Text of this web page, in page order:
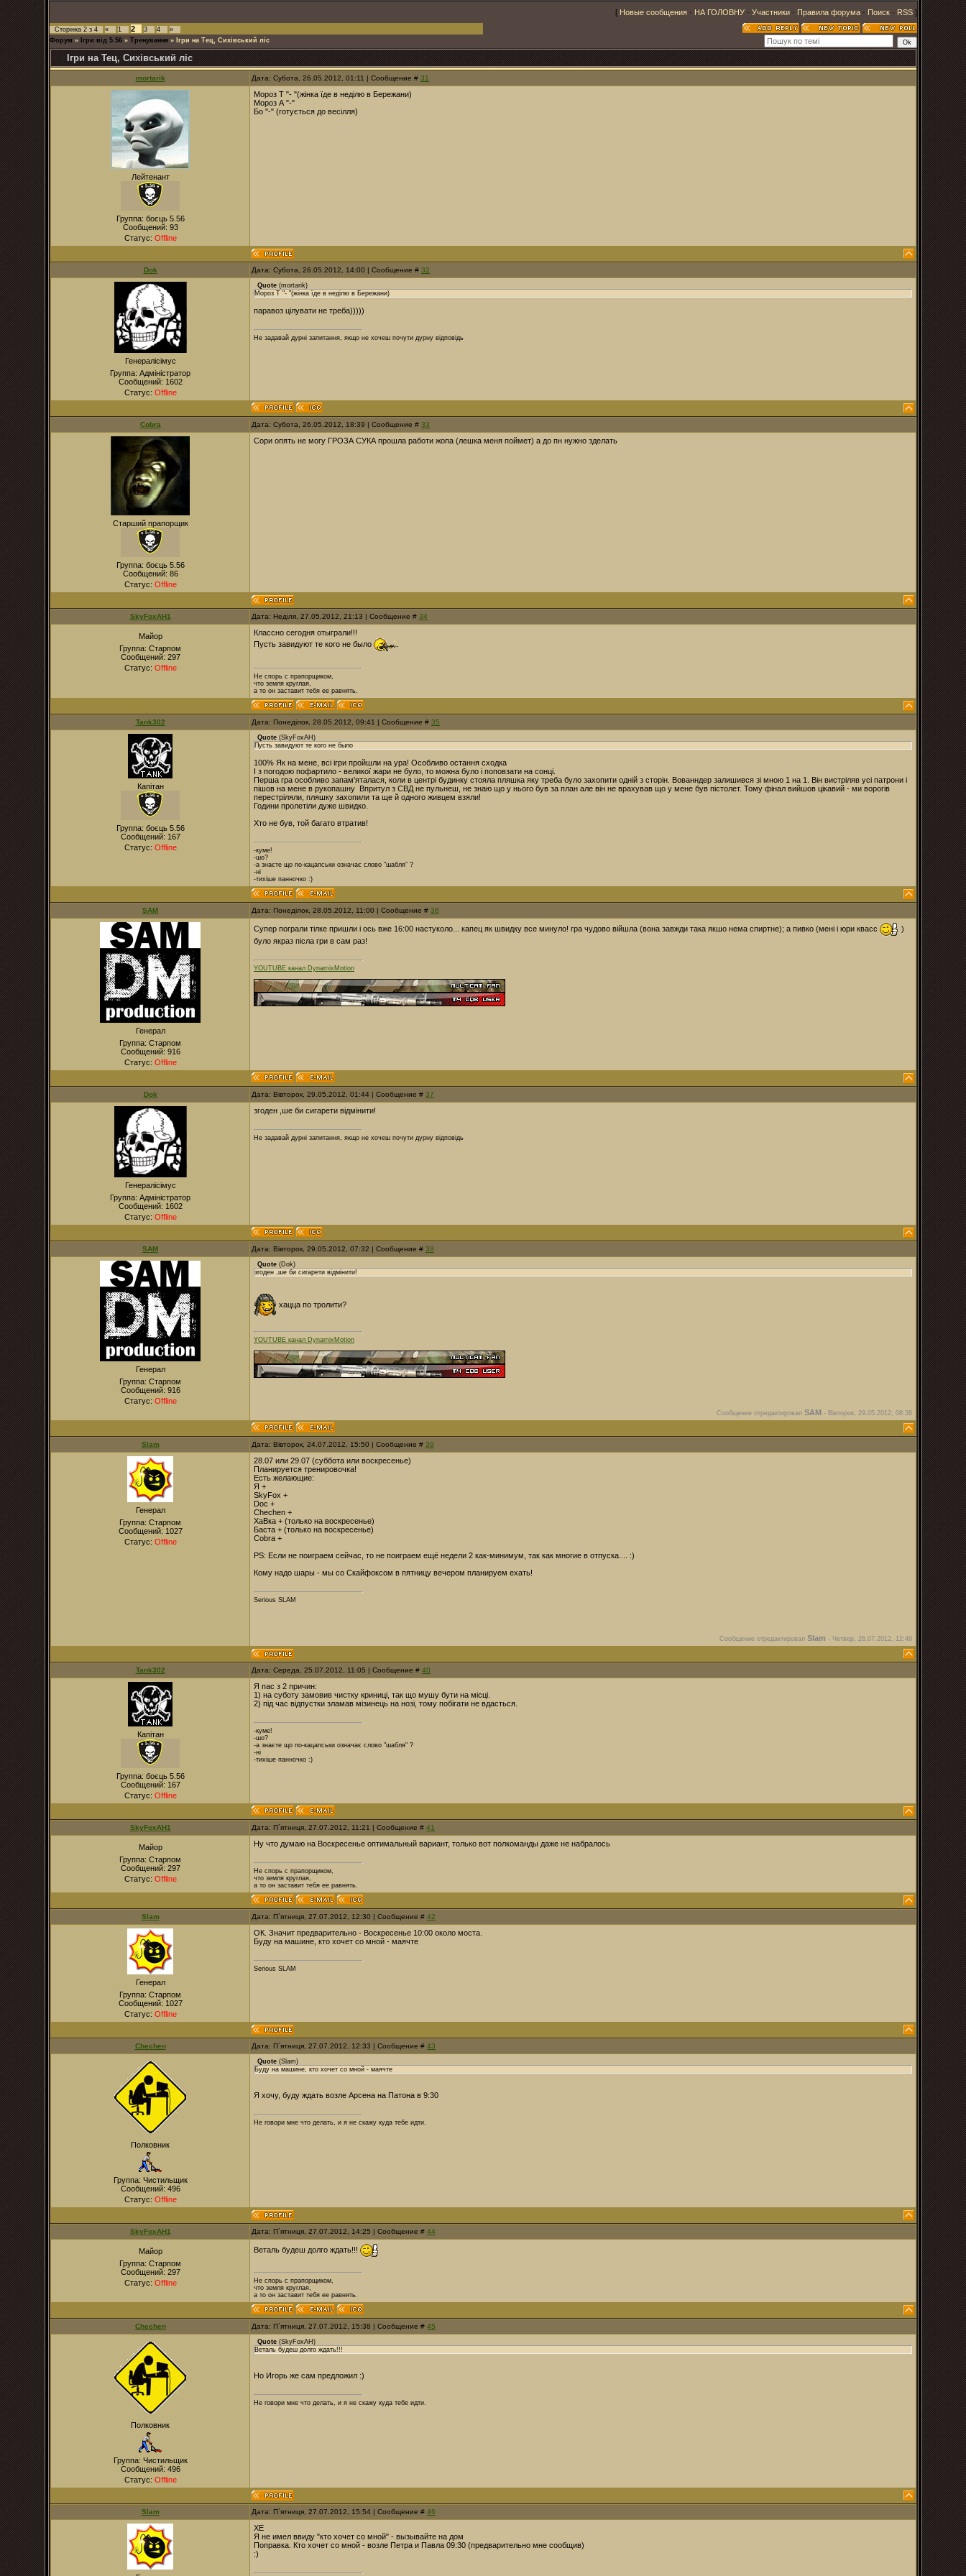
[ Новые сообщения · НА ГОЛОВНУ · Участники · Правила форума · Поиск · RSS ]
Сторінка 2 з 4 « 1 2 3 4
»
Форум » Ігри від 5.56 » Тренування » Ігри на Тец, Сихівський ліс
Ігри на Тец, Сихівський ліс
mortarik Дата: Субота, 26.05.2012, 01:11 | Сообщение # 31
Лейтенант
Группа: боєць 5.56
Сообщений: 93
Статус: Offline
Мороз Т "- "(жінка їде в неділю в Бережани)
Мороз А "-"
Бо "-" (готується до весілля)
Dok Дата: Субота, 26.05.2012, 14:00 | Сообщение # 32
Генералісімус
Группа: Адміністратор
Сообщений: 1602
Статус: Offline
Quote (mortarik)
Мороз Т "- "(жінка їде в неділю в Бережани)
паравоз цілувати не треба)))))
Не задавай дурні запитання, якщо не хочеш почути дурну відповідь
Cobra Дата: Субота, 26.05.2012, 18:39 | Сообщение # 33
Старший прапорщик
Группа: боєць 5.56
Сообщений: 86
Статус: Offline
Сори опять не могу ГРОЗА СУКА прошла работи жопа (лешка меня поймет) а до пн нужно зделать
SkyFoxAH1 Дата: Неділя, 27.05.2012, 21:13 | Сообщение # 34
Майор
Группа: Старпом
Сообщений: 297
Статус: Offline
Классно сегодня отыграли!!!
Пусть завидуют те кого не было
Не спорь с прапорщиком,
что земля круглая,
а то он заставит тебя ее равнять.
Tank302 Дата: Понеділок, 28.05.2012, 09:41 | Сообщение # 35
Капітан
Группа: боєць 5.56
Сообщений: 167
Статус: Offline
Quote (SkyFoxAH )
Пусть завидуют те кого не было
100% Як на мене, всі ігри пройшли на ура! Особливо остання сходка
І з погодою пофартило - великої жари не було, то можна було і поповзати на сонці.
Перша гра особливо запам'яталася, коли в центрі будинку стояла пляшка яку треба було захопити одній з сторін. Вованндер залишився зі мною 1 на 1. Він вистріляв усі патрони і
пішов на мене в рукопашну Впритул з СВД не пульнеш, не знаю що у нього був за план але він не врахував що у мене був пістолет. Тому фінал вийшов цікавий - ми ворогів
перестріляли, пляшку захопили та ще й одного живцем взяли!
Години пролетіли дуже швидко.
Хто не був, той багато втратив!
-куме!
-шо?
-а знаєте що по-кацапськи означає слово "шабля" ?
-ні
-тихіше панночко :)
SAM Дата: Понеділок, 28.05.2012, 11:00 | Сообщение # 36
Генерал
Группа: Старпом
Сообщений: 916
Статус: Offline
Супер пограли тілке пришли і ось вже 16:00 настуколо... капец як швидку все минуло! гра чудово війшла (вона завжди така якшо нема спиртне); а пивко (мені і юри квасс
)
було якраз післа гри в сам раз!
YOUTUBE канал DynamixMotion
Dok Дата: Вівторок, 29.05.2012, 01:44 | Сообщение # 37
Генералісімус
Группа: Адміністратор
Сообщений: 1602
Статус: Offline
згоден ,ше би сигарети відмінити!
Не задавай дурні запитання, якщо не хочеш почути дурну відповідь
SAM Дата: Вівторок, 29.05.2012, 07:32 | Сообщение # 38
Генерал
Группа: Старпом
Сообщений: 916
Статус: Offline
Quote (Dok)
згоден ,ше би сигарети відмінити!
хацца по тролити?
YOUTUBE канал DynamixMotion
Сообщение отредактировал SAM - Вівторок, 29.05.2012, 08:38
Slam Дата: Вівторок, 24.07.2012, 15:50 | Сообщение # 39
Генерал
Группа: Старпом
Сообщений: 1027
Статус: Offline
28.07 или 29.07 (суббота или воскресенье)
Планируется тренировочка!
Есть желающие:
Я +
SkyFox +
Doc +
Chechen +
ХаВка + (только на воскресенье)
Баста + (только на воскресенье)
Cobra +
PS: Если не поиграем сейчас, то не поиграем ещё недели 2 как-минимум, так как многие в отпуска.... :)
Кому надо шары - мы со Скайфоксом в пятницу вечером планируем ехать!
Serious SLAM
Сообщение отредактировал Slam - Четвер, 26.07.2012, 12:49
Tank302 Дата: Середа, 25.07.2012, 11:05 | Сообщение # 40
Капітан
Группа: боєць 5.56
Сообщений: 167
Статус: Offline
Я пас з 2 причин:
1) на суботу замовив чистку криниці, так що мушу бути на місці.
2) під час відпустки зламав мізинець на нозі, тому побігати не вдасться.
-куме!
-шо?
-а знаєте що по-кацапськи означає слово "шабля" ?
-ні
-тихіше панночко :)
SkyFoxAH1 Дата: П`ятниця, 27.07.2012, 11:21 | Сообщение # 41
Майор
Группа: Старпом
Сообщений: 297
Статус: Offline
Ну что думаю на Воскресенье оптимальный вариант, только вот полкоманды даже не набралось
Не спорь с прапорщиком,
что земля круглая,
а то он заставит тебя ее равнять.
Slam Дата: П`ятниця, 27.07.2012, 12:30 | Сообщение # 42
Генерал
Группа: Старпом
Сообщений: 1027
Статус: Offline
ОК. Значит предварительно - Воскресенье 10:00 около моста.
Буду на машине, кто хочет со мной - маячте
Serious SLAM
Chechen Дата: П`ятниця, 27.07.2012, 12:33 | Сообщение # 43
Полковник
Группа: Чистильщик
Сообщений: 496
Статус: Offline
Quote (Slam)
Буду на машине, кто хочет со мной - маячте
Я хочу, буду ждать возле Арсена на Патона в 9:30
Не говори мне что делать, и я не скажу куда тебе идти.
SkyFoxAH1 Дата: П`ятниця, 27.07.2012, 14:25 | Сообщение # 44
Майор
Группа: Старпом
Сообщений: 297
Статус: Offline
Веталь будеш долго ждать!!!
Не спорь с прапорщиком,
что земля круглая,
а то он заставит тебя ее равнять.
Chechen Дата: П`ятниця, 27.07.2012, 15:38 | Сообщение # 45
Полковник
Группа: Чистильщик
Сообщений: 496
Статус: Offline
Quote (SkyFoxAH )
Веталь будеш долго ждать!!!
Но Игорь же сам предложил :)
Не говори мне что делать, и я не скажу куда тебе идти.
Slam Дата: П`ятниця, 27.07.2012, 15:54 | Сообщение # 46
ХЕ
Я не имел ввиду "кто хочет со мной" - вызывайте на дом
Поправка. Кто хочет со мной - возле Петра и Павла 09:30 (предварительно мне сообщив)
:)